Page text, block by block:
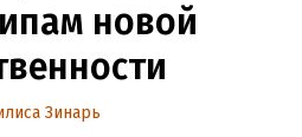
новой
Зинарь